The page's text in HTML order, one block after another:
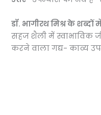
डॉ. भागीरथ मिश्र के शब्दों
सहज शैली में स्वाभाविक
करने वाला गद्य- काव्य